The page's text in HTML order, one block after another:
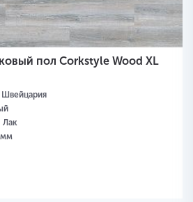
пол Corkstyle Wood XL
Швейцария
Лак
мм